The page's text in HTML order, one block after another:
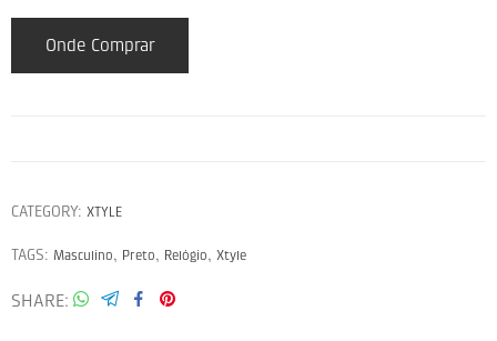
Onde Comprar
CATEGORY: XTYLE
TAGS: Masculino, Preto, Relógio, Xtyle
SHARE